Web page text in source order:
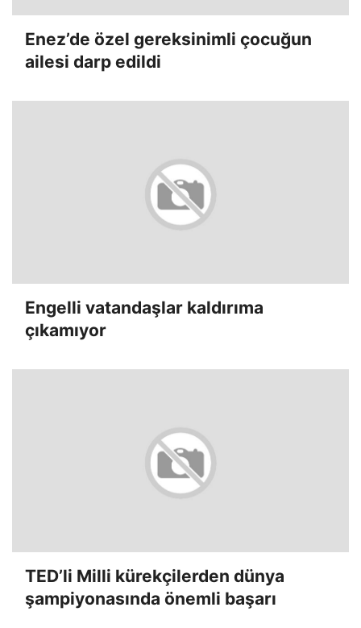
Enez’de özel gereksinimli çocuğun
ailesi darp edildi
Engelli vatandaşlar kaldırıma
çıkamıyor
TED’li Milli kürekçilerden dünya
şampiyonasında önemli başarı